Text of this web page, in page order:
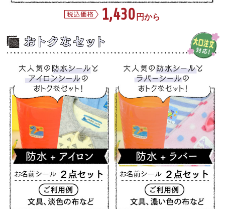
1,430 円から